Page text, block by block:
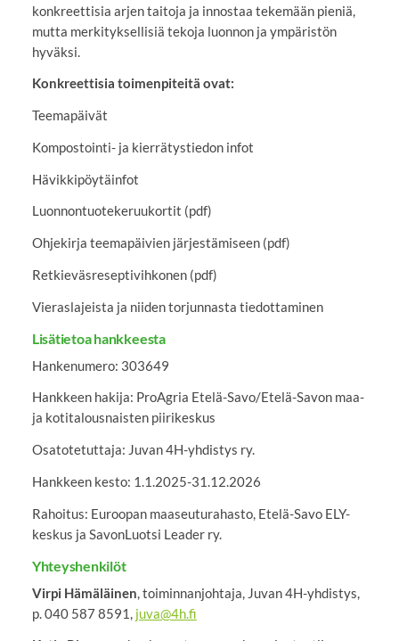
konkreettisia arjen taitoja ja innostaa tekemään pieniä,
mutta merkityksellisiä tekoja luonnon ja ympäristön
hyväksi.
Konkreettisia toimenpiteitä ovat:
Teemapäivät
Kompostointi- ja kierrätystiedon infot
Hävikkipöytäinfot
Luonnontuotekeruukortit (pdf)
Ohjekirja teemapäivien järjestämiseen (pdf)
Retkieväsreseptivihkonen (pdf)
Vieraslajeista ja niiden torjunnasta tiedottaminen
Lisätietoa hankkeesta
Hankenumero: 303649
Hankkeen hakija: ProAgria Etelä-Savo/Etelä-Savon maa-
ja kotitalousnaisten piirikeskus
Osatotetuttaja: Juvan 4H-yhdistys ry.
Hankkeen kesto: 1.1.2025-31.12.2026
Rahoitus: Euroopan maaseuturahasto, Etelä-Savo ELY-
keskus ja SavonLuotsi Leader ry.
Yhteyshenkilöt
Virpi Hämäläinen, toiminnanjohtaja, Juvan 4H-yhdistys,
p. 040 587 8591, juva@4h.fi